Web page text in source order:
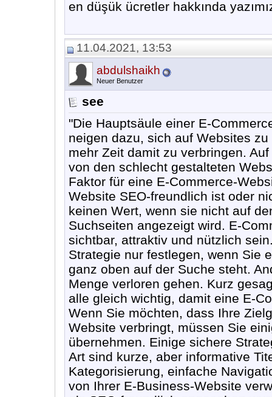
en düşük ücretler hakkında
11.04.2021, 13:53
abdulshaikh
Neuer Benutzer
see
"Die Hauptsäule einer E-
neigen dazu, sich auf Websites
mehr Zeit damit zu verbringen.
von den schlecht gestalteten
Faktor für eine E-Commerce-
Website SEO-freundlich ist oder
keinen Wert, wenn sie nicht auf
Suchseiten angezeigt wird. E-
sichtbar, attraktiv und nützlich
Strategie nur festlegen, wenn Sie
ganz oben auf der Suche steht.
Menge verloren gehen. Kurz
alle gleich wichtig, damit eine E-
Wenn Sie möchten, dass Ihre
Website verbringt, müssen Sie
übernehmen. Einige sichere
Art sind kurze, aber informative
Kategorisierung, einfache
von Ihrer E-Business-Website